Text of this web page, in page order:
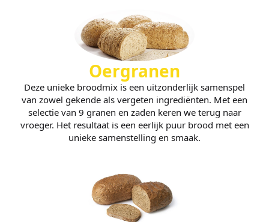
Oergranen
Deze unieke broodmix is een uitzonderlijk samenspel
van zowel gekende als vergeten ingrediënten. Met een
selectie van 9 granen en zaden keren we terug naar
vroeger. Het resultaat is een eerlijk puur brood met een
unieke samenstelling en smaak.